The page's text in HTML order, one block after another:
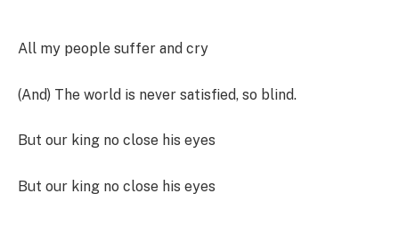
All my people suffer and cry
(And) The world is never satisfied, so blind.
But our king no close his eyes
But our king no close his eyes